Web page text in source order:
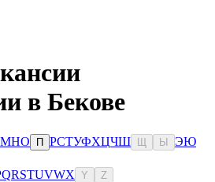
в Бекове
МНО П РСТУФХЦЧШ Ы ЭЮ
QRSTUVWX Y Z